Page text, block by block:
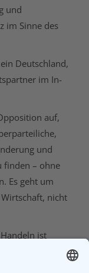
und
im Sinne des
Deutschland,
im In-
auf,
und
finden – ohne
Es geht um
nicht
ist
im
so die